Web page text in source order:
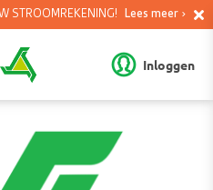
STROOMREKENING!
Lees meer
Inloggen